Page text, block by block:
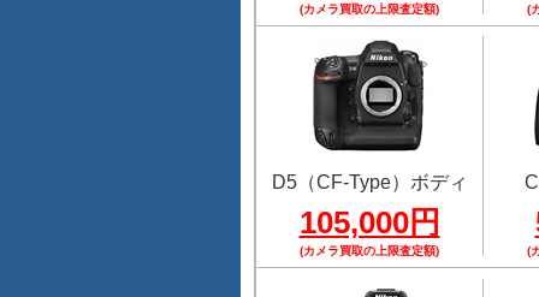
(カメラ買取の上限査定額) (
D5（CF-Type）ボディ
105,000円
(カメラ買取の上限査定額) (